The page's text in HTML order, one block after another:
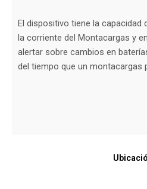
El dispositivo tiene la capacidad
la corriente del Montacargas y
alertar sobre cambios en
del tiempo que un montacargas